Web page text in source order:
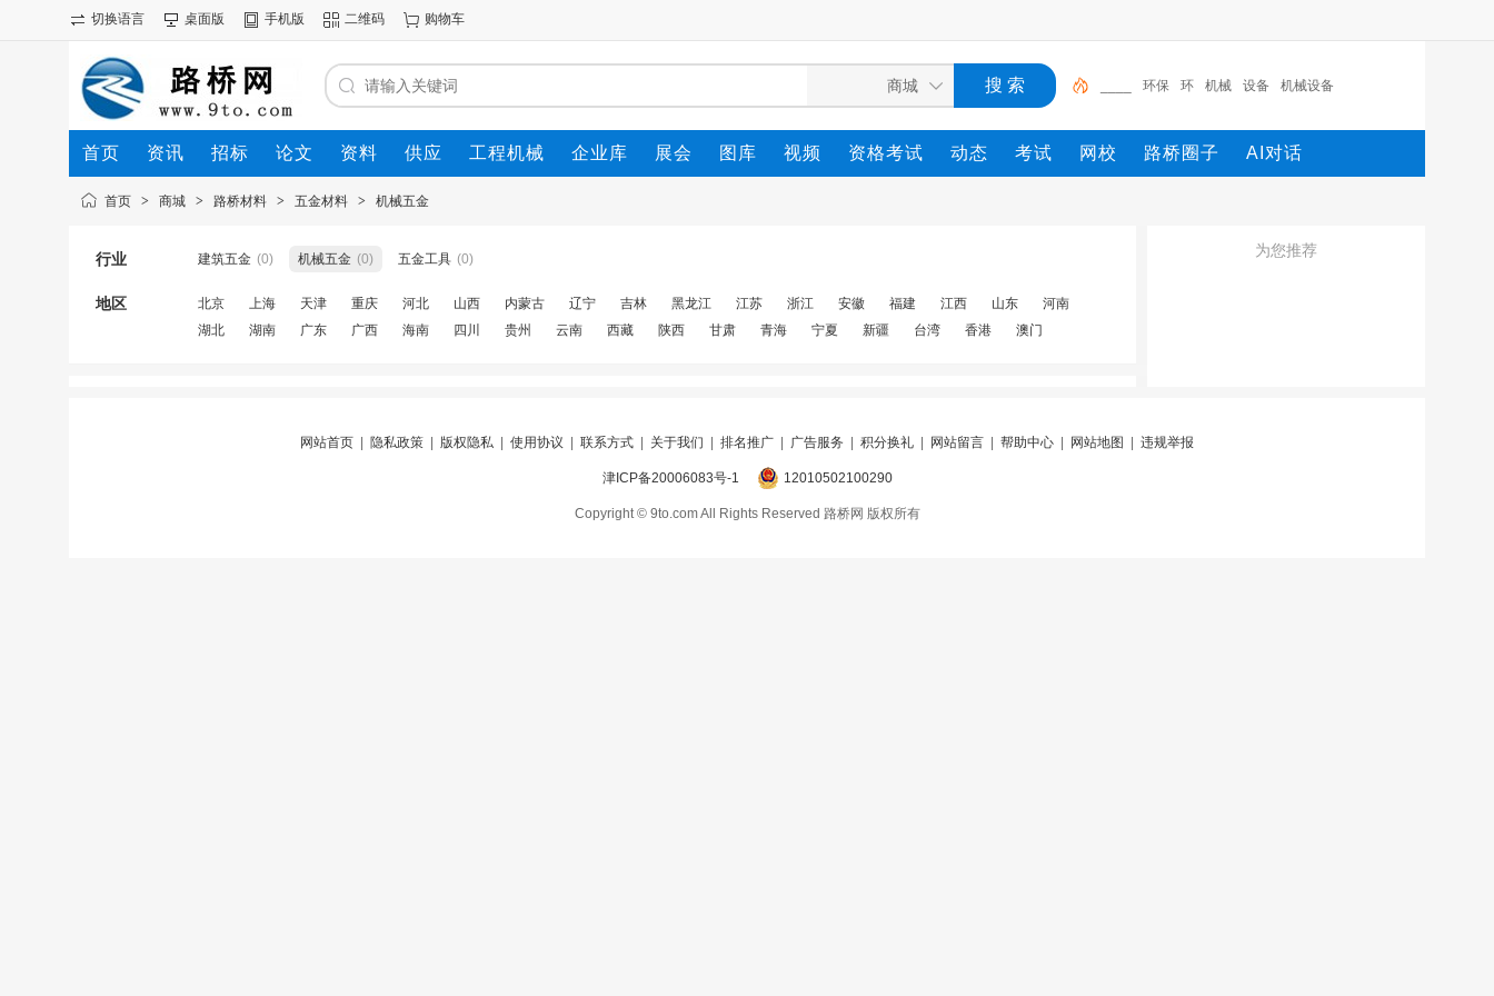
切换语言 桌面版 手机版 二维码 购物车
环保 环 机械 设备 机械设备
首页 资讯 招标 论文 资料 供应 工程机械 企业库 展会 图库 视频 资格考试 动态 考试 网校 路桥圈子 AI对话
首页 > 商城 > 路桥材料 > 五金材料 > 机械五金
行业 建筑五金 (0) 机械五金 (0) 五金工具 (0)
地区 北京 上海 天津 重庆 河北 山西 内蒙古 辽宁 吉林 黑龙江 江苏 浙江 安徽 福建 江西 山东
河南
湖北
湖南 广东 广西 海南 四川 贵州 云南 西藏 陕西 甘肃 青海 宁夏 新疆 台湾 香港 澳门
为您推荐
网站首页 隐私政策 版权隐私 使用协议 联系方式 关于我们 排名推广 广告服务 积分换礼 网站留言 帮助中心 网站地图 违规举报
津ICP备20006083号-1 12010502100290
Copyright © 9to.com All Rights Reserved 路桥网 版权所有